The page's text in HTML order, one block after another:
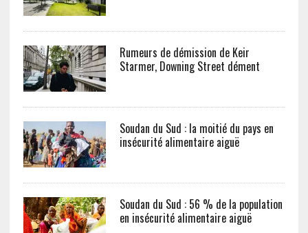
Rumeurs de démission de Keir
Starmer, Downing Street dément
Soudan du Sud : la moitié du pays en
insécurité alimentaire aiguë
Soudan du Sud : 56 % de la population
en insécurité alimentaire aiguë